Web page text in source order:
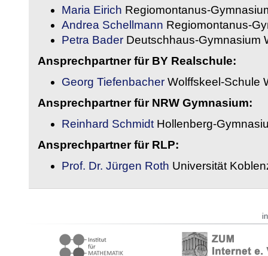
Maria Eirich Regiomontanus-
Andrea Schellmann Regiomontanus-
Petra Bader Deutschhaus-Gymnasium
Ansprechpartner für BY Realschule:
Georg Tiefenbacher Wolffskeel-Schule
Ansprechpartner für NRW Gymnasium:
Reinhard Schmidt Hollenberg-
Ansprechpartner für RLP:
Prof. Dr. Jürgen Roth Universität